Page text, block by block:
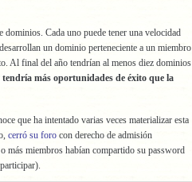
dominios. Cada uno puede tener una velocidad
un dominio perteneciente a un miembro
Al final del año tendrían al menos diez dominios
más oportunidades de éxito que la
que ha intentado varias veces materializar esta
cerró su foro con derecho de admisión
más miembros habían compartido su password